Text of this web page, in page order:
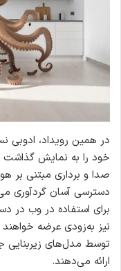
خود را به نمایش گذاشت
صدا و برداری مبتنی
دسترسی آسان گردآوری
نیز به‌زودی عرضه
توسط مدل‌های زیربنایی
ارائه می‌دهند.